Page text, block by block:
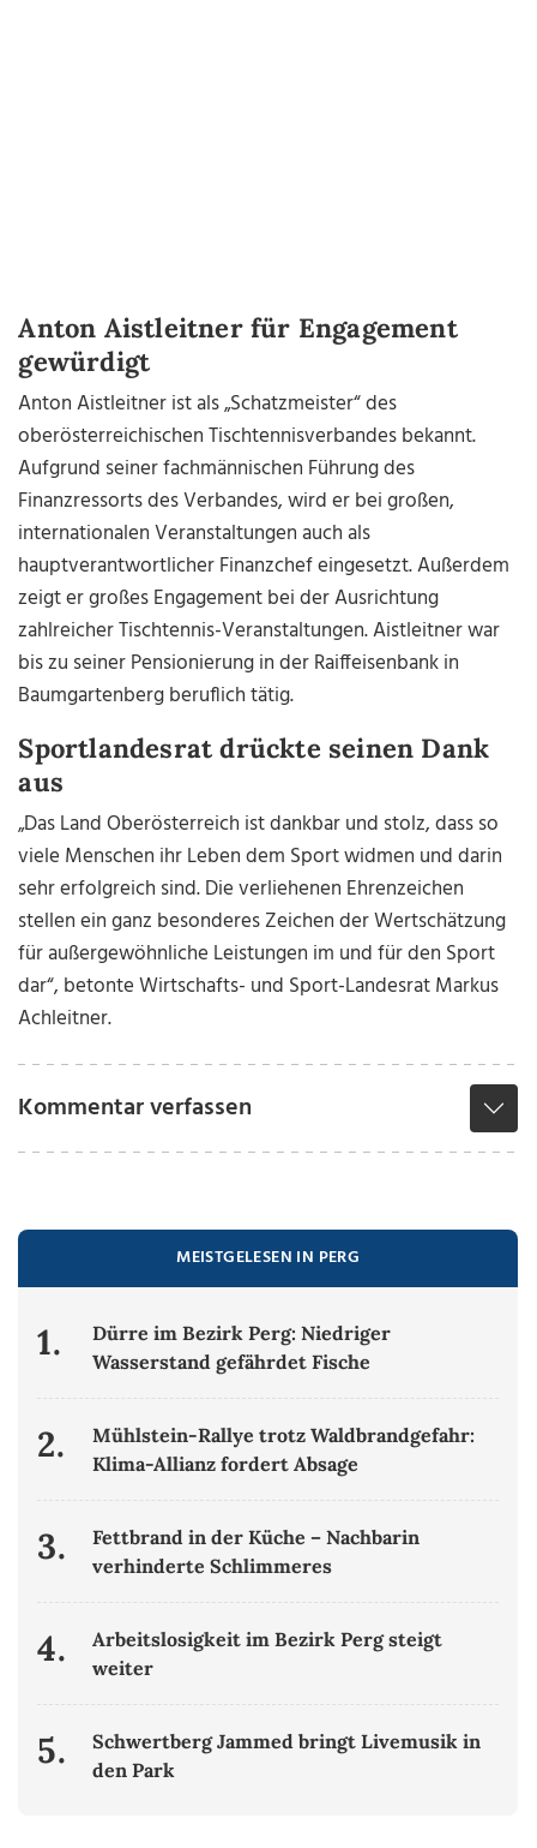
Anton Aistleitner für Engagement
gewürdigt
Anton Aistleitner ist als „Schatzmeister“ des
oberösterreichischen Tischtennisverbandes bekannt.
Aufgrund seiner fachmännischen Führung des
Finanzressorts des Verbandes, wird er bei großen,
internationalen Veranstaltungen auch als
hauptverantwortlicher Finanzchef eingesetzt. Außerdem
zeigt er großes Engagement bei der Ausrichtung
zahlreicher Tischtennis-Veranstaltungen. Aistleitner war
bis zu seiner Pensionierung in der Raiffeisenbank in
Baumgartenberg beruflich tätig.
Sportlandesrat drückte seinen Dank
aus
„Das Land Oberösterreich ist dankbar und stolz, dass so
viele Menschen ihr Leben dem Sport widmen und darin
sehr erfolgreich sind. Die verliehenen Ehrenzeichen
stellen ein ganz besonderes Zeichen der Wertschätzung
für außergewöhnliche Leistungen im und für den Sport
dar“, betonte Wirtschafts- und Sport-Landesrat Markus
Achleitner.
Kommentar verfassen
MEISTGELESEN IN PERG
1.
Dürre im Bezirk Perg: Niedriger
Wasserstand gefährdet Fische
2.
Mühlstein-Rallye trotz Waldbrandgefahr:
Klima-Allianz fordert Absage
3.
Fettbrand in der Küche – Nachbarin
verhinderte Schlimmeres
4.
Arbeitslosigkeit im Bezirk Perg steigt
weiter
5.
Schwertberg Jammed bringt Livemusik in
den Park